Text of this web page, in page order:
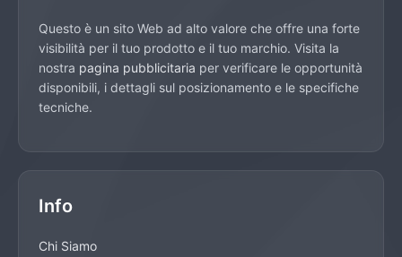
Questo è un sito Web ad alto valore che offre una forte
visibilità per il tuo prodotto e il tuo marchio. Visita la
nostra pagina pubblicitaria per verificare le opportunità
disponibili, i dettagli sul posizionamento e le specifiche
tecniche.
Info
Chi Siamo